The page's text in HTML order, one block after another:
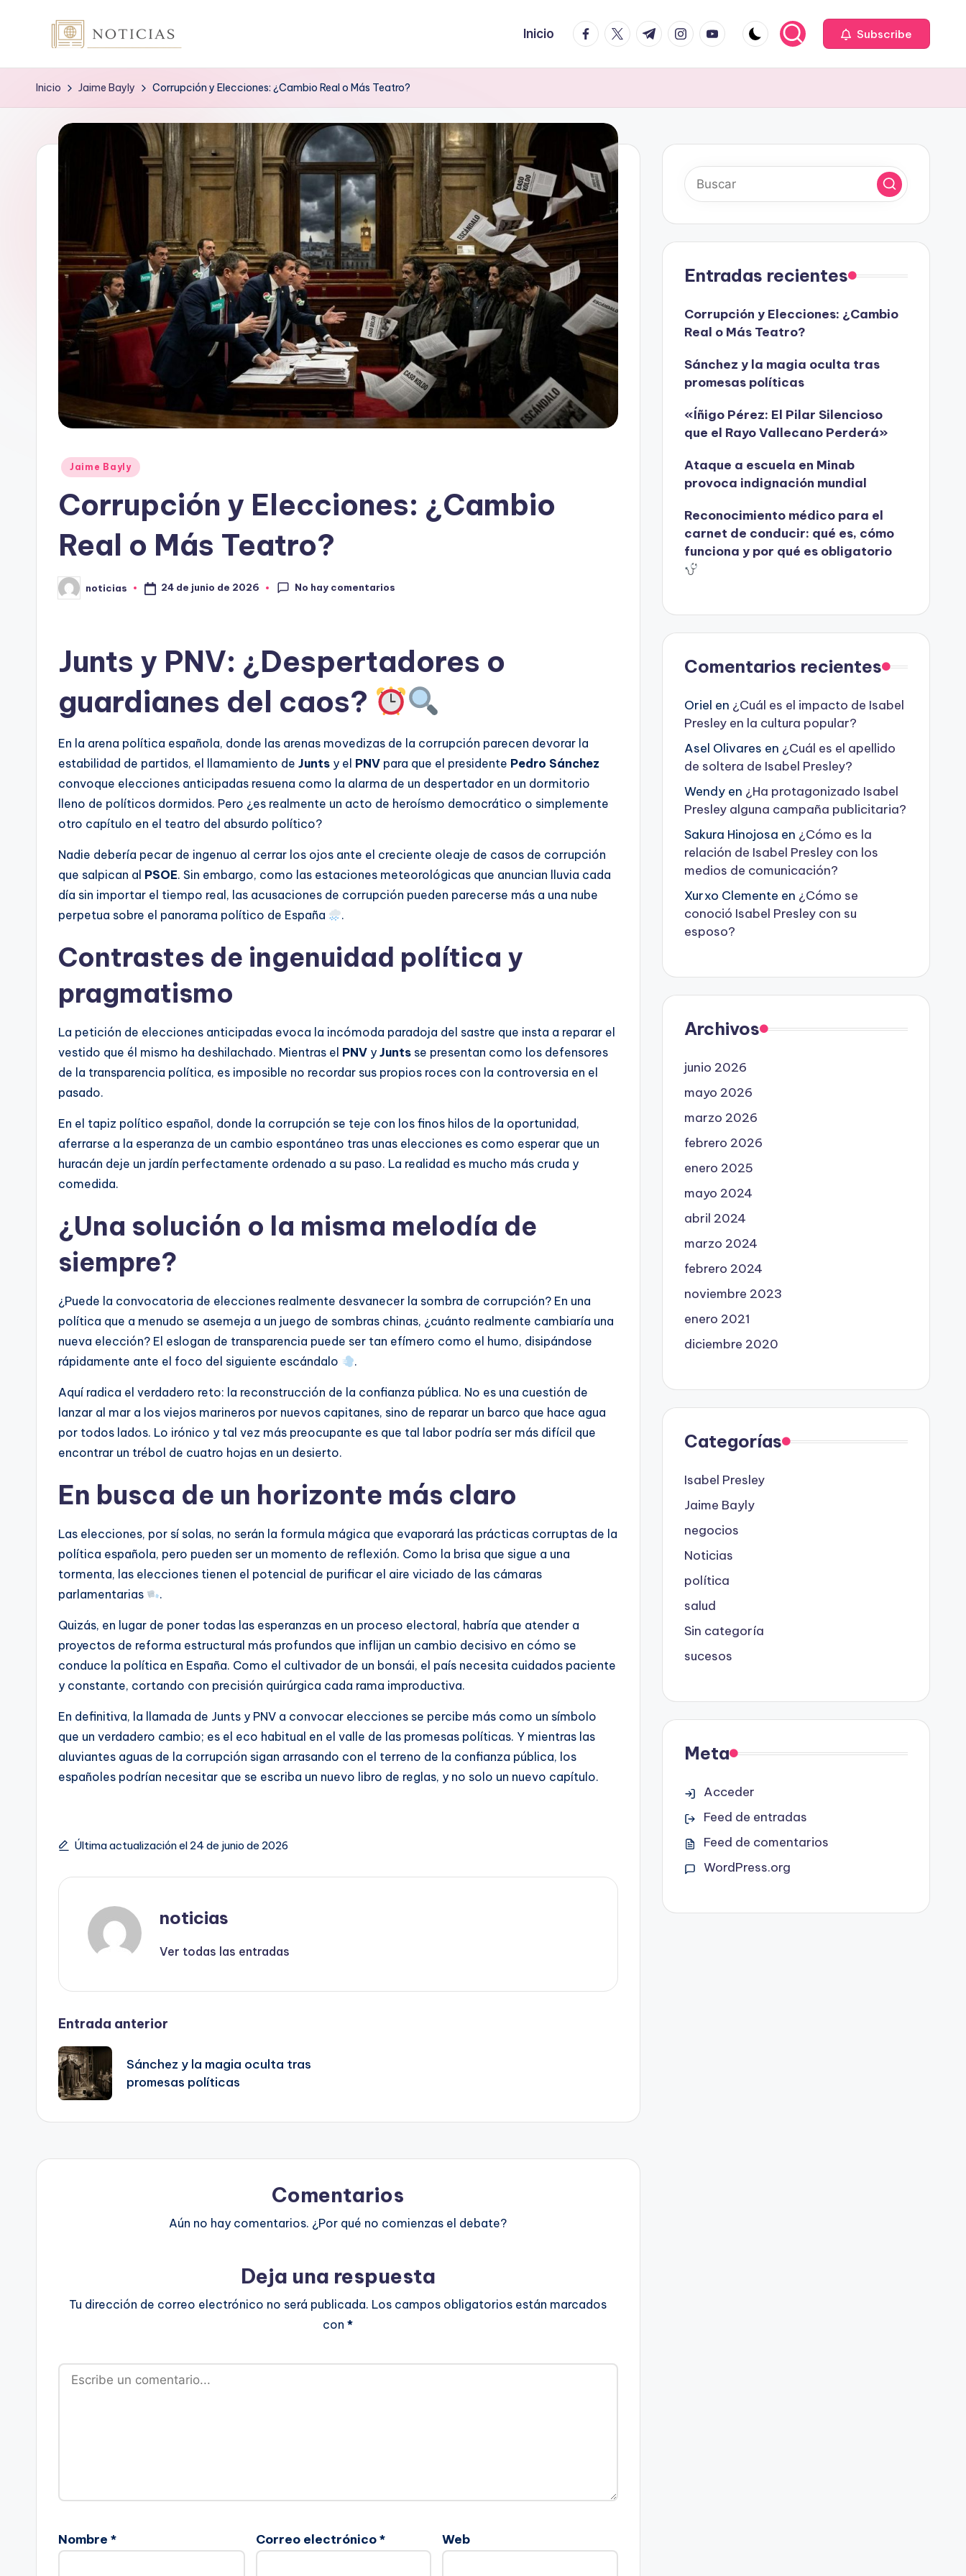
contenido
n
o
i
Inicio facebook.com
twitter.com
t.me instagram.com
youtube.com Subscribe
Inicio Jaime Bayly Corrupción y Elecciones: ¿Cambio Real o Más Teatro?
Publicado
Jaime Bayly
Corrupción y Elecciones: ¿Cambio
Real o Más Teatro?
Publicado
por
noticias 24 de junio de 2026 No hay comentarios
Junts y PNV: ¿Despertadores o
guardianes del caos?
En la arena política española, donde las arenas movedizas de la corrupción parecen devorar la
estabilidad de partidos, el llamamiento de Junts y el PNV para que el presidente Pedro Sánchez
convoque elecciones anticipadas resuena como la alarma de un despertador en un dormitorio
lleno de políticos dormidos. Pero ¿es realmente un acto de heroísmo democrático o simplemente
otro capítulo en el teatro del absurdo político?
Nadie debería pecar de ingenuo al cerrar los ojos ante el creciente oleaje de casos de corrupción
que salpican al PSOE. Sin embargo, como las estaciones meteorológicas que anuncian lluvia cada
día sin importar el tiempo real, las acusaciones de corrupción pueden parecerse más a una nube
perpetua sobre el panorama político de España
.
Contrastes de ingenuidad política y
pragmatismo
La petición de elecciones anticipadas evoca la incómoda paradoja del sastre que insta a reparar el
vestido que él mismo ha deshilachado. Mientras el PNV y Junts se presentan como los defensores
de la transparencia política, es imposible no recordar sus propios roces con la controversia en el
pasado.
En el tapiz político español, donde la corrupción se teje con los finos hilos de la oportunidad,
aferrarse a la esperanza de un cambio espontáneo tras unas elecciones es como esperar que un
huracán deje un jardín perfectamente ordenado a su paso. La realidad es mucho más cruda y
comedida.
¿Una solución o la misma melodía de
siempre?
¿Puede la convocatoria de elecciones realmente desvanecer la sombra de corrupción? En una
política que a menudo se asemeja a un juego de sombras chinas, ¿cuánto realmente cambiaría una
nueva elección? El eslogan de transparencia puede ser tan efímero como el humo, disipándose
rápidamente ante el foco del siguiente escándalo
.
Aquí radica el verdadero reto: la reconstrucción de la confianza pública. No es una cuestión de
lanzar al mar a los viejos marineros por nuevos capitanes, sino de reparar un barco que hace agua
por todos lados. Lo irónico y tal vez más preocupante es que tal labor podría ser más difícil que
encontrar un trébol de cuatro hojas en un desierto.
En busca de un horizonte más claro
Las elecciones, por sí solas, no serán la formula mágica que evaporará las prácticas corruptas de la
política española, pero pueden ser un momento de reflexión. Como la brisa que sigue a una
tormenta, las elecciones tienen el potencial de purificar el aire viciado de las cámaras
parlamentarias
.
Quizás, en lugar de poner todas las esperanzas en un proceso electoral, habría que atender a
proyectos de reforma estructural más profundos que inflijan un cambio decisivo en cómo se
conduce la política en España. Como el cultivador de un bonsái, el país necesita cuidados paciente
y constante, cortando con precisión quirúrgica cada rama improductiva.
En definitiva, la llamada de Junts y PNV a convocar elecciones se percibe más como un símbolo
que un verdadero cambio; es el eco habitual en el valle de las promesas políticas. Y mientras las
aluviantes aguas de la corrupción sigan arrasando con el terreno de la confianza pública, los
españoles podrían necesitar que se escriba un nuevo libro de reglas, y no solo un nuevo capítulo.
Última actualización el 24 de junio de 2026
noticias
Ver todas las entradas
Navegación
de
entradas
Entrada anterior
Sánchez y la magia oculta tras
promesas políticas
Comentarios
Aún no hay comentarios. ¿Por qué no comienzas el debate?
Deja una respuesta
Tu dirección de correo electrónico no será publicada. Los campos obligatorios están marcados
con*
Nombre * Correo electrónico* Web
Entradas recientes
Corrupción y Elecciones: ¿Cambio
Real o Más Teatro?
Sánchez y la magia oculta tras
promesas políticas
«Íñigo Pérez: El Pilar Silencioso
que el Rayo Vallecano Perderá»
Ataque a escuela en Minab
provoca indignación mundial
Reconocimiento médico para el
carnet de conducir: qué es, cómo
funciona y por qué es obligatorio
Comentarios recientes
Oriel en ¿Cuál es el impacto de Isabel
Presley en la cultura popular?
Asel Olivares en ¿Cuál es el apellido
de soltera de Isabel Presley?
Wendyen ¿Ha protagonizado Isabel
Presley alguna campaña publicitaria?
Sakura Hinojosa en ¿Cómo es la
relación de Isabel Presley con los
medios de comunicación?
Xurxo Clemente en ¿Cómo se
conoció Isabel Presley con su
esposo?
Archivos
junio 2026
mayo 2026
marzo 2026
febrero 2026
enero 2025
mayo 2024
abril 2024
marzo 2024
febrero 2024
noviembre 2023
enero 2021
diciembre 2020
Categorías
Isabel Presley
Jaime Bayly
negocios
Noticias
política
salud
Sin categoría
sucesos
Meta
Acceder
Feed de entradas
Feed de comentarios
WordPress.org